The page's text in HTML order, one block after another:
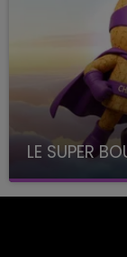
LE SUPER
avec La